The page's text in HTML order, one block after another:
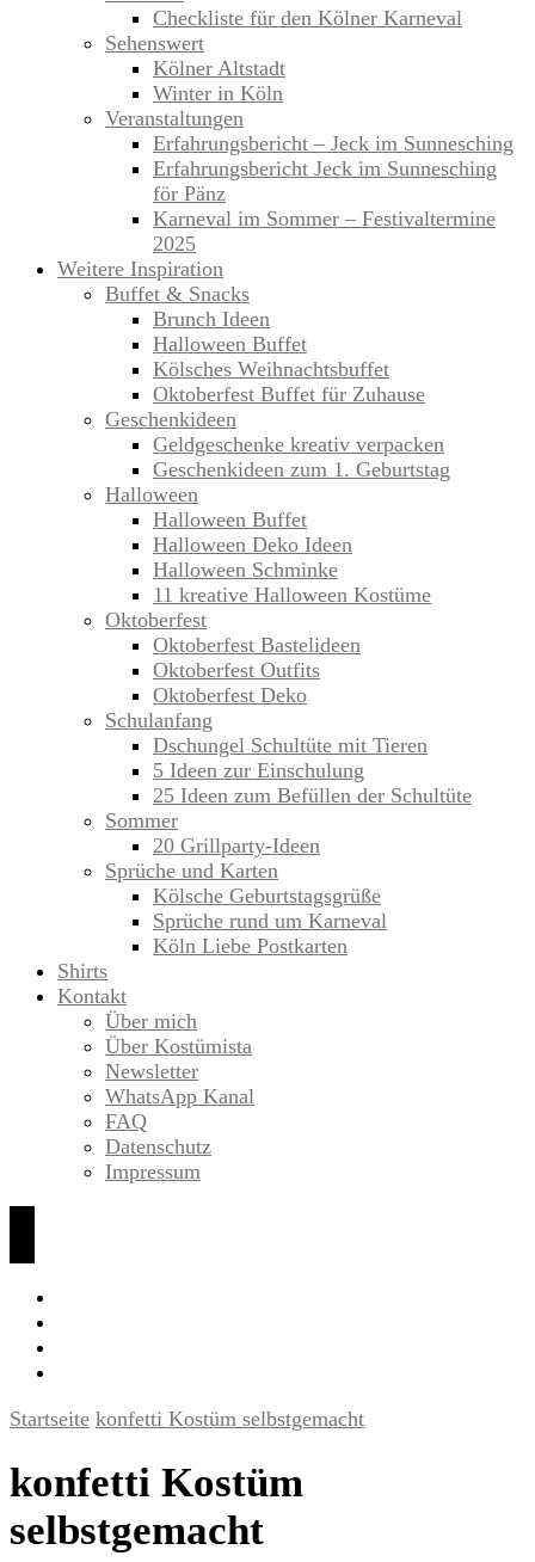
Checkliste für den Kölner Karneval
Sehenswert
Kölner Altstadt
Winter in Köln
Veranstaltungen
Erfahrungsbericht – Jeck im Sunnesching
Erfahrungsbericht Jeck im Sunnesching
för Pänz
Karneval im Sommer – Festivaltermine
2025
Weitere Inspiration
Buffet & Snacks
Brunch Ideen
Halloween Buffet
Kölsches Weihnachtsbuffet
Oktoberfest Buffet für Zuhause
Geschenkideen
Geldgeschenke kreativ verpacken
Geschenkideen zum 1. Geburtstag
Halloween
Halloween Buffet
Halloween Deko Ideen
Halloween Schminke
11 kreative Halloween Kostüme
Oktoberfest
Oktoberfest Bastelideen
Oktoberfest Outfits
Oktoberfest Deko
Schulanfang
Dschungel Schultüte mit Tieren
5 Ideen zur Einschulung
25 Ideen zum Befüllen der Schultüte
Sommer
20 Grillparty-Ideen
Sprüche und Karten
Kölsche Geburtstagsgrüße
Sprüche rund um Karneval
Köln Liebe Postkarten
Shirts
Kontakt
Über mich
Über Kostümista
Newsletter
WhatsApp Kanal
FAQ
Datenschutz
Impressum
Startseite konfetti Kostüm selbstgemacht
konfetti Kostüm
selbstgemacht